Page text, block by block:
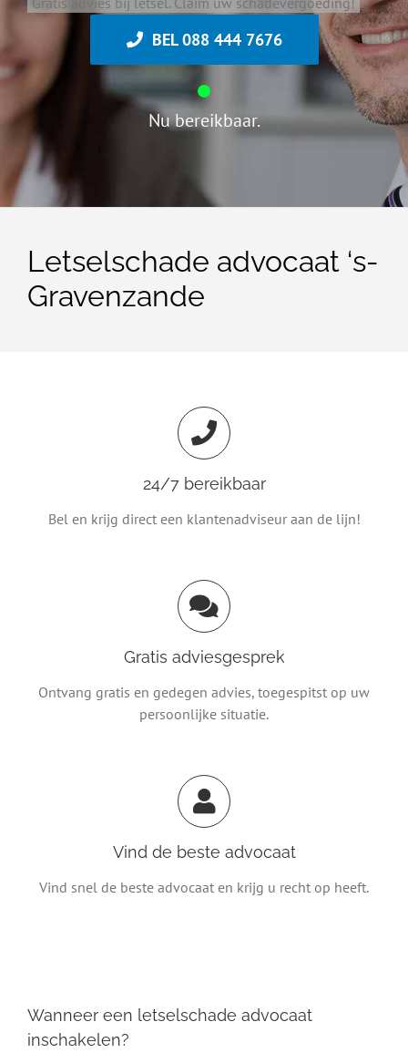
BEL 088 444 7676
Nu bereikbaar.
Letselschade advocaat ‘s-
Gravenzande
24/7 bereikbaar
Bel en krijg direct een klantenadviseur aan de lijn!
Gratis adviesgesprek
Ontvang gratis en gedegen advies, toegespitst op uw
persoonlijke situatie.
Vind de beste advocaat
Vind snel de beste advocaat en krijg u recht op heeft.
Wanneer een letselschade advocaat
inschakelen?